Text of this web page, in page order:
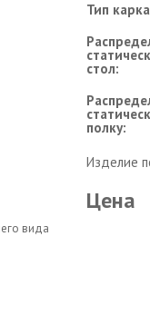
вида
Тип
стол:
полку:
Изделие
Цена